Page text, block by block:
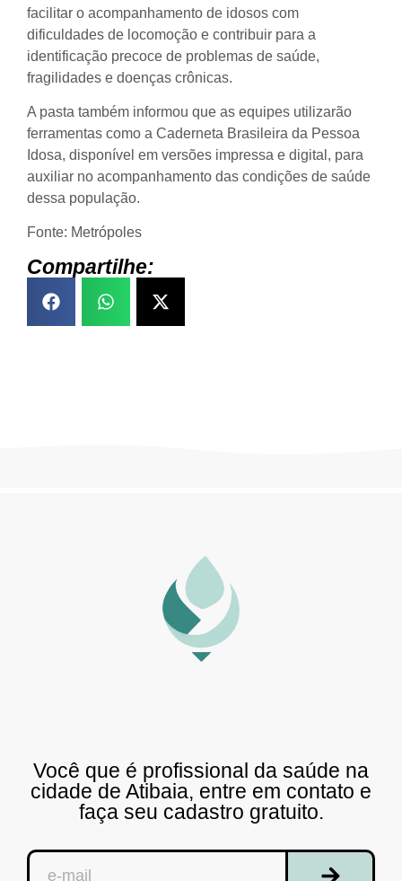
facilitar o acompanhamento de idosos com
dificuldades de locomoção e contribuir para a
identificação precoce de problemas de saúde,
fragilidades e doenças crônicas.
A pasta também informou que as equipes utilizarão
ferramentas como a Caderneta Brasileira da Pessoa
Idosa, disponível em versões impressa e digital, para
auxiliar no acompanhamento das condições de saúde
dessa população.
Fonte: Metrópoles
Compartilhe:
Você que é profissional da saúde na
cidade de Atibaia, entre em contato e
faça seu cadastro gratuito.